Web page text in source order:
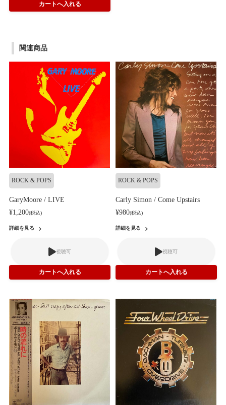
関連商品
ROCK & POPS
GaryMoore / LIVE
¥1,200(税込)
詳細を見る
視聴可
ROCK & POPS
Carly Simon / Come Upstairs
¥980(税込)
詳細を見る
視聴可